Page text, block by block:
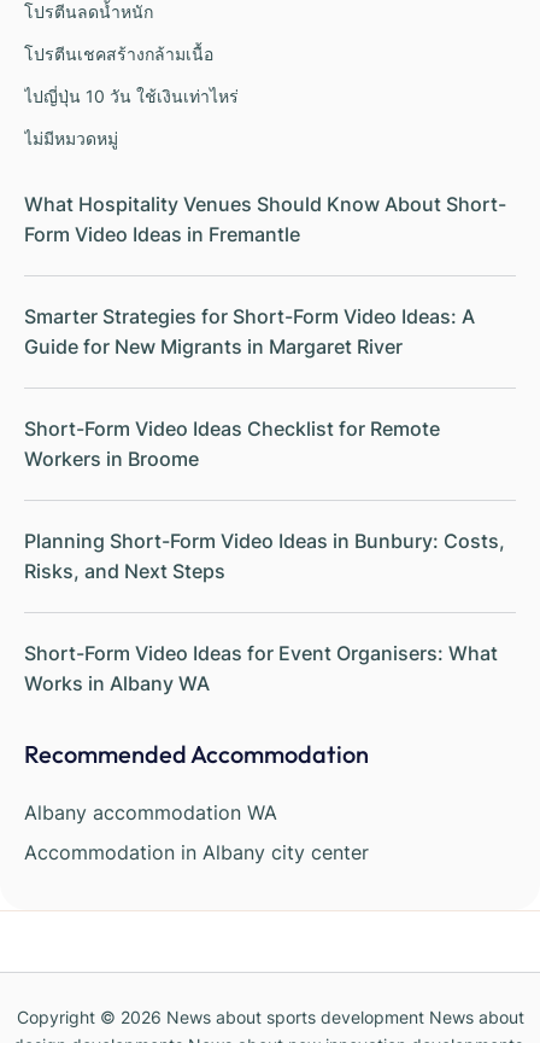
โปรตีนลดน้ำหนัก
โปรตีนเชคสร้างกล้ามเนื้อ
ไปญี่ปุ่น 10 วัน ใช้เงินเท่าไหร่
ไม่มีหมวดหมู่
What Hospitality Venues Should Know About Short-
Form Video Ideas in Fremantle
Smarter Strategies for Short-Form Video Ideas: A
Guide for New Migrants in Margaret River
Short-Form Video Ideas Checklist for Remote
Workers in Broome
Planning Short-Form Video Ideas in Bunbury: Costs,
Risks, and Next Steps
Short-Form Video Ideas for Event Organisers: What
Works in Albany WA
Recommended Accommodation
Albany accommodation WA
Accommodation in Albany city center
Copyright © 2026 News about sports development News about